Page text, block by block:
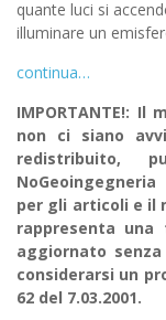
quante luci si
illuminare un
continua…
IMPORTANTE!:
non ci siano
redistribuito,
per gli articoli e il
rappresenta
aggiornato
considerarsi un
62 del 7.03.2001.